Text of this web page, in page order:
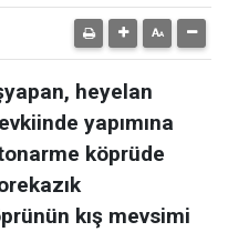
heyelan
yapımına
köprüde
kış mevsimi